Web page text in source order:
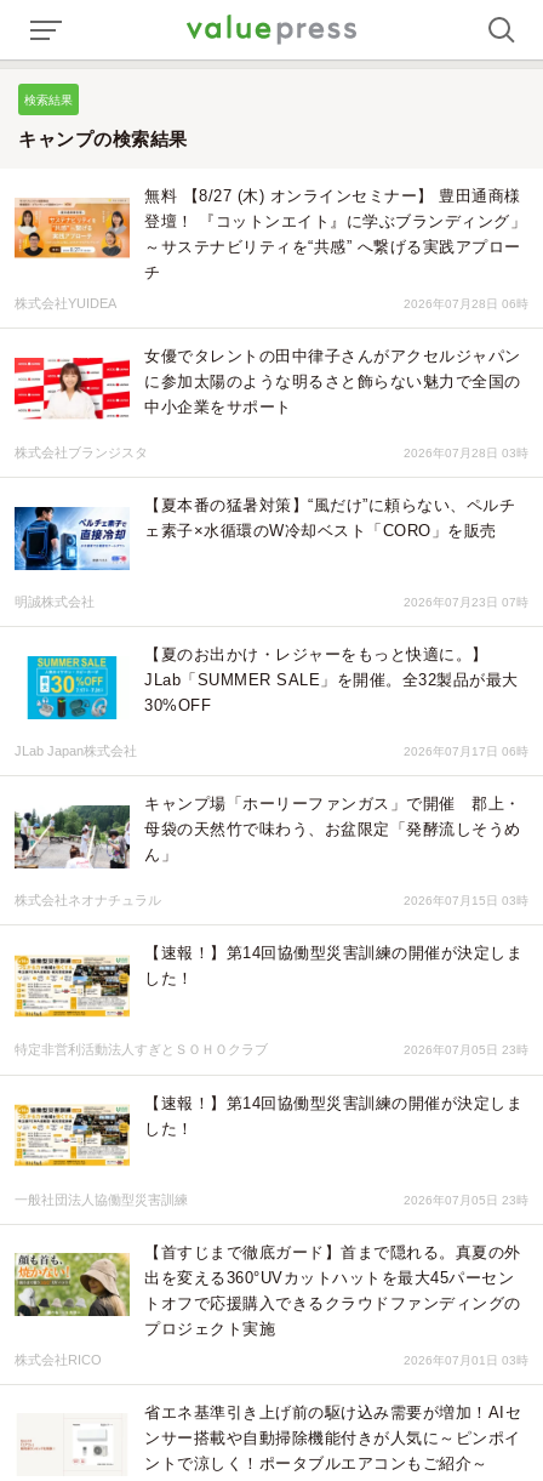
検索結果
キャンプの検索結果
無料 【8/27 (木) オンラインセミナー】 豊田通商様
登壇！ 『コットンエイト』に学ぶブランディング」
～サステナビリティを“共感” へ繋げる実践アプロー
チ
株式会社YUIDEA 2026年07月28日 06時
女優でタレントの田中律子さんがアクセルジャパン
に参加太陽のような明るさと飾らない魅力で全国の
中小企業をサポート
株式会社ブランジスタ 2026年07月28日 03時
【夏本番の猛暑対策】“風だけ”に頼らない、ペルチ
ェ素子×水循環のW冷却ベスト「CORO」を販売
明誠株式会社 2026年07月23日 07時
【夏のお出かけ・レジャーをもっと快適に。】
JLab「SUMMER SALE」を開催。全32製品が最大
30%OFF
JLab Japan株式会社 2026年07月17日 06時
キャンプ場「ホーリーファンガス」で開催 郡上・
母袋の天然竹で味わう、お盆限定「発酵流しそうめ
ん」
株式会社ネオナチュラル 2026年07月15日 03時
【速報！】第14回協働型災害訓練の開催が決定しま
した！
特定非営利活動法人すぎとＳＯＨＯクラブ 2026年07月05日 23時
【速報！】第14回協働型災害訓練の開催が決定しま
した！
一般社団法人協働型災害訓練 2026年07月05日 23時
【首すじまで徹底ガード】首まで隠れる。真夏の外
出を変える360°UVカットハットを最大45パーセン
トオフで応援購入できるクラウドファンディングの
プロジェクト実施
株式会社RICO 2026年07月01日 03時
省エネ基準引き上げ前の駆け込み需要が増加！AIセ
ンサー搭載や自動掃除機能付きが人気に～ピンポイ
ントで涼しく！ポータブルエアコンもご紹介～